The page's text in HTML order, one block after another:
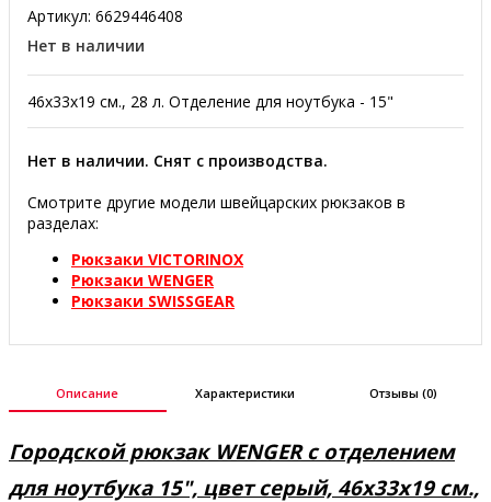
Артикул: 6629446408
Нет в наличии
46x33x19 см., 28 л. Отделение для ноутбука - 15"
Нет в наличии. Снят с производства.
Смотрите другие модели швейцарских рюкзаков в
разделах:
Рюкзаки VICTORINOX
Рюкзаки WENGER
Рюкзаки SWISSGEAR
Описание Характеристики Отзывы (0)
Городской рюкзак WENGER с отделением
для ноутбука 15", цвет серый, 46x33x19 см.,